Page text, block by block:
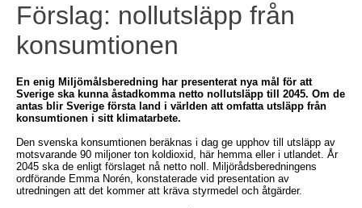
Förslag: nollutsläpp från
konsumtionen
En enig Miljömålsberedning har presenterat nya mål för att
Sverige ska kunna åstadkomma netto nollutsläpp till 2045. Om de
antas blir Sverige första land i världen att omfatta utsläpp från
konsumtionen i sitt klimatarbete.
Den svenska konsumtionen beräknas i dag ge upphov till utsläpp av
motsvarande 90 miljoner ton koldioxid, här hemma eller i utlandet. År
2045 ska de enligt förslaget nå netto noll. Miljörådsberedningens
ordförande Emma Norén, konstaterade vid presentation av
utredningen att det kommer att kräva styrmedel och åtgärder.